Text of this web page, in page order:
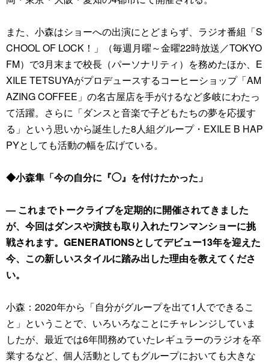
また、小森はショーへの出演にとどまらず、ラジオ番組「S
CHOOL OF LOCK！」（毎週月曜～金曜22時放送／TOKYO
FM）で3月末まで校長（パーソナリティ）を務めたほか、E
XILE TETSUYAがプロデュースするコーヒーショップ「AM
AZING COFFEE」の名古屋店を手がけるなど多岐にわたっ
て活躍。さらに「ダンスと音楽で子どもたちの夢を応援す
る」という思いから誕生した8人組グループ・EXILE B HAP
PYとしても活動の幅を広げている。
◆小森隼「今の自分に『◯』を付けたかった」
― これまでトークライブを定期的に開催されてきました
が、今回はダンスや演技も取り入れたワンマンショーに挑
戦されます。GENERATIONSとしてデビュー13年を迎えた
今、この新しいスタイルに踏み出した理由を教えてくださ
い。
小森：2020年から「自分がグループを出て1人でできるこ
と」ということで、いろいろなことにチャレンジしていま
したが、最近では6年間務めていたレギュラーのラジオを卒
業するなど、個人活動としてもグループにおいても大きな